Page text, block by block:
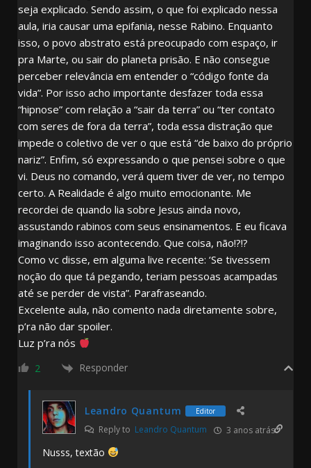
seja explicado. Sendo assim, o que foi explicado nessa
aula, iria causar uma epifania, nesse Rabino. Enquanto
isso, o povo abstrato está preocupado com espaço, ir
pra Marte, ou sair do planeta prisão. E não consegue
perceber relevância em entender o “código fonte da
vida”. Por isso acho importante desfazer toda essa
“hipnose” com relação a “sair da terra” ou “ter contato
com seres de fora da terra”, toda essa distração que
impede o coletivo de ver o que está “de baixo do próprio
nariz”. Enfim, só expressando o que pensei sobre o que
vi. Deus no comando, verá quem tiver de ver, no tempo
certo. A Realidade é algo muito emocionante. Me
recordei de quando lia sobre Jesus ainda novo,
assustando rabinos com seus ensinamentos. E eu ficava
imaginando isso acontecendo. Que coisa, não!?!?
Como vc disse, em alguma live recente: ‘Se tivessem
noção do que tá pegando, teriam pessoas acampadas
até se perder de vista”. Parafraseando.
Excelente aula, não comento nada diretamente sobre,
p’ra não dar spoiler.
Luz p’ra nós
2 Responder
Leandro Quantum Editor
Reply to Leandro Quantum 3 anos atrás
Nusss, textão